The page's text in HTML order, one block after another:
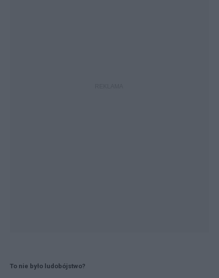
To nie było ludobójstwo?